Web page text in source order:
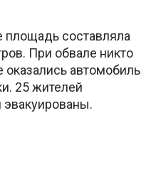
площадь составляла
При обвале никто
оказались автомобиль
25 жителей